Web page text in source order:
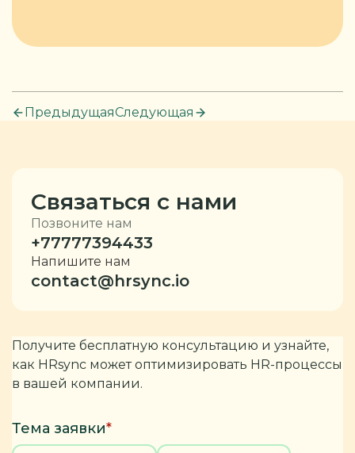
ПредыдущаяСледующая
Связаться с нами
Позвоните нам
+77777394433
Напишите нам
contact@hrsync.io
Получите бесплатную консультацию и узнайте,
как HRsync может оптимизировать HR-процессы
в вашей компании.
Тема заявки*